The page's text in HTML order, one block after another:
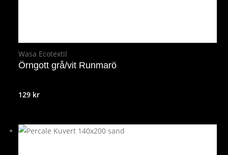
Wasa Ecotextil
Örngott grå/vit Runmarö
129 kr